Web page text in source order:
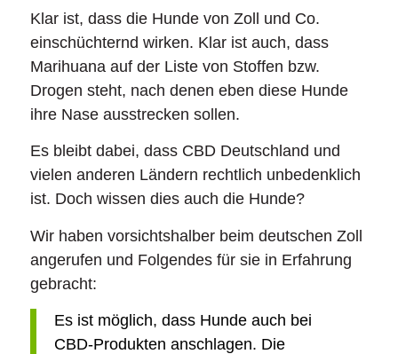
Klar ist, dass die Hunde von Zoll und Co.
einschüchternd wirken. Klar ist auch, dass
Marihuana auf der Liste von Stoffen bzw.
Drogen steht, nach denen eben diese Hunde
ihre Nase ausstrecken sollen.
Es bleibt dabei, dass CBD Deutschland und
vielen anderen Ländern rechtlich unbedenklich
ist. Doch wissen dies auch die Hunde?
Wir haben vorsichtshalber beim deutschen Zoll
angerufen und Folgendes für sie in Erfahrung
gebracht:
Es ist möglich, dass Hunde auch bei
CBD-Produkten anschlagen. Die